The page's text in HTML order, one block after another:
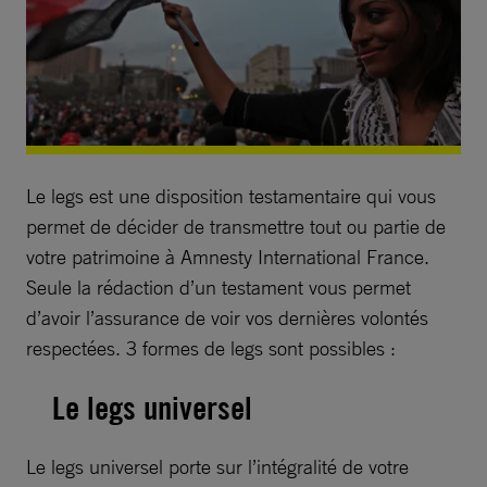
Le legs est une disposition testamentaire qui vous
permet de décider de transmettre tout ou partie de
votre patrimoine à Amnesty International France.
Seule la rédaction d’un testament vous permet
d’avoir l’assurance de voir vos dernières volontés
respectées. 3 formes de legs sont possibles :
Le legs universel
Le legs universel porte sur l’intégralité de votre